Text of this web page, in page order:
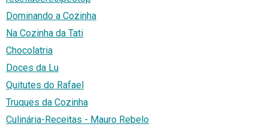
Dominando a Cozinha
Na Cozinha da Tati
Chocolatria
Doces da Lu
Quitutes do Rafael
Truques da Cozinha
Culinária-Receitas - Mauro Rebelo